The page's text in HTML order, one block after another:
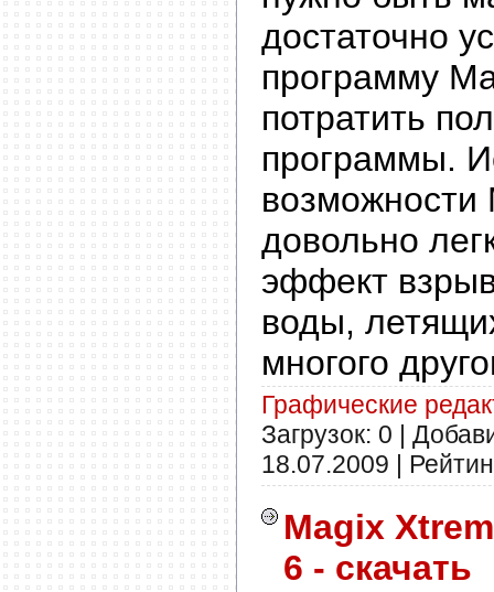
достаточно
программу
потратить
программы.
возможности
довольно
эффект
воды,
многого
Графические
Загрузок: 0 |
18.07.2009 |
Magix
6 - скачать